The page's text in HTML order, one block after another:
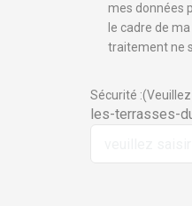
mes données
le cadre de
traitement ne
Sécurité
les-terrasses-